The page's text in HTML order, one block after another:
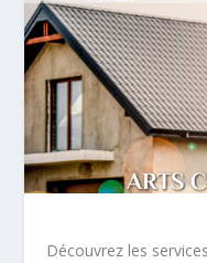
Découvrez les